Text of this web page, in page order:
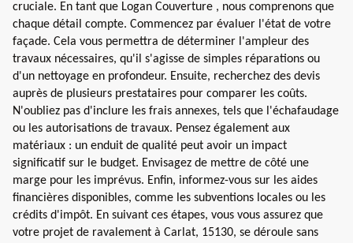
cruciale. En tant que Logan Couverture , nous comprenons que
chaque détail compte. Commencez par évaluer l'état de votre
façade. Cela vous permettra de déterminer l'ampleur des
travaux nécessaires, qu'il s'agisse de simples réparations ou
d'un nettoyage en profondeur. Ensuite, recherchez des devis
auprès de plusieurs prestataires pour comparer les coûts.
N'oubliez pas d'inclure les frais annexes, tels que l'échafaudage
ou les autorisations de travaux. Pensez également aux
matériaux : un enduit de qualité peut avoir un impact
significatif sur le budget. Envisagez de mettre de côté une
marge pour les imprévus. Enfin, informez-vous sur les aides
financières disponibles, comme les subventions locales ou les
crédits d'impôt. En suivant ces étapes, vous vous assurez que
votre projet de ravalement à Carlat, 15130, se déroule sans